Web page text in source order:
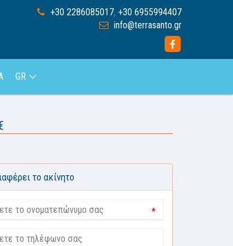
+30 2286085017, +30 6955994407
info@terrasanto.gr
GR
το ακίνητο
*